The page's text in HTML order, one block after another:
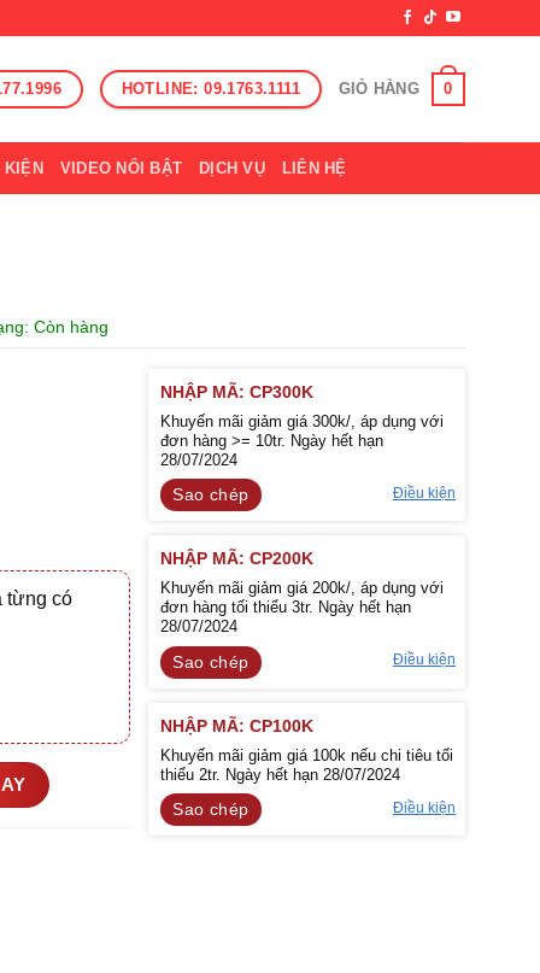
HOTLINE: 09.1763.1111 GIỎ HÀNG 0
KIỆN VIDEO NỔI BẬT DỊCH VỤ LIÊN HỆ
Còn hàng
từng có
NHẬP MÃ: CP300K
Khuyến mãi giảm giá 300k/, áp dụng với
đơn hàng >= 10tr. Ngày hết hạn
28/07/2024
Sao chép Điều kiện
NHẬP MÃ: CP200K
Khuyến mãi giảm giá 200k/, áp dụng với
đơn hàng tối thiểu 3tr. Ngày hết hạn
28/07/2024
Sao chép Điều kiện
NHẬP MÃ: CP100K
Khuyến mãi giảm giá 100k nếu chi tiêu tối
thiểu 2tr. Ngày hết hạn 28/07/2024
Sao chép Điều kiện